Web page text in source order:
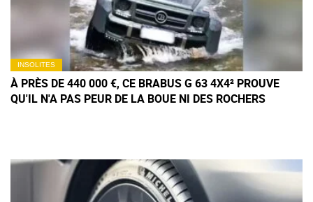
INSOLITES
À PRÈS DE 440 000 €, CE BRABUS G 63 4X4² PROUVE
QU'IL N'A PAS PEUR DE LA BOUE NI DES ROCHERS